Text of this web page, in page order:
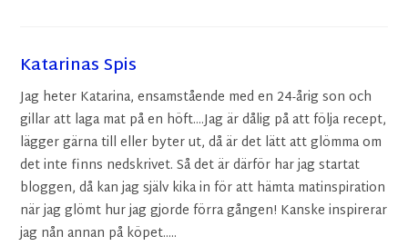
Katarinas Spis
Jag heter Katarina, ensamstående med en 24-årig son och
gillar att laga mat på en höft....Jag är dålig på att följa recept,
lägger gärna till eller byter ut, då är det lätt att glömma om
det inte finns nedskrivet. Så det är därför har jag startat
bloggen, då kan jag själv kika in för att hämta matinspiration
när jag glömt hur jag gjorde förra gången! Kanske inspirerar
jag nån annan på köpet.....